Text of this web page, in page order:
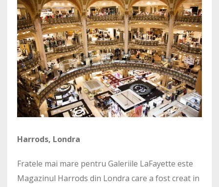
Harrods, Londra
Fratele mai mare pentru Galeriile LaFayette este
Magazinul Harrods din Londra care a fost creat in